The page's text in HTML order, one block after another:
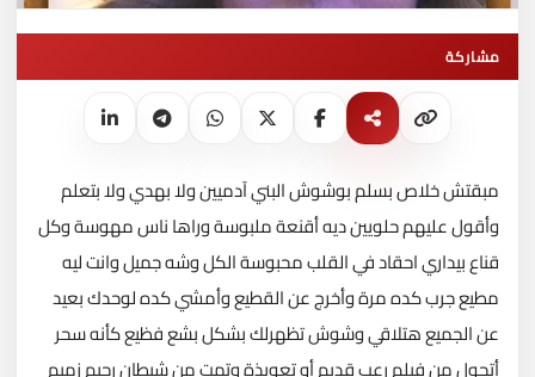
مشاركة
مبقتش خلاص بسلم بوشوش البني آدميين ولا بهدي ولا بتعلم
وأقول عليهم حلويينديه أقنعة ملبوسة وراها ناس مهوسة وكل
قناع بيداري احقاد في القلب محبوسة الكل وشه جميل وانت ليه
مطيع جرب كده مرة وأخرج عن القطيع وأمشي كده لوحدك بعيد
عن الجميع هتلاقي وشوش تظهرلك بشكل بشع فظيع كأنه سحر
أتحول من فيلم رعب قديم أو تعويذة وتمت من شيطان رجيم زميم